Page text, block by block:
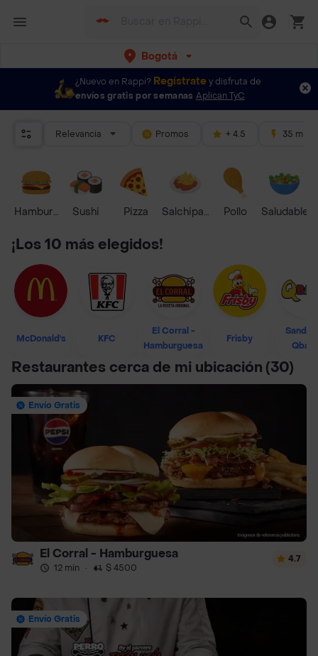
Bogotá
¿Nuevo en Rappi? Regístrate y disfruta de
envíos gratis por semanas Aplican TyC
Relevancia Promos + 4.5 35 mins
HamburguesaSushi Pizza Salchipapas Pollo Saludable
¡Los 10 más elegidos!
McDonald's KFC
El Corral -
Hamburguesa
Frisby
Restaurantes cerca de mi ubicación (30)
Envío Gratis
El Corral - Hamburguesa
12 min · $ 4500
4.7
Envío Gratis